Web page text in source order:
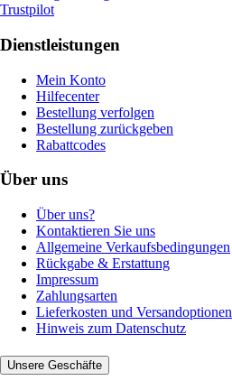
Trustpilot
Dienstleistungen
Mein Konto
Hilfecenter
Bestellung verfolgen
Bestellung zurückgeben
Rabattcodes
Über uns
Über uns?
Kontaktieren Sie uns
Allgemeine Verkaufsbedingungen
Rückgabe & Erstattung
Impressum
Zahlungsarten
Lieferkosten und Versandoptionen
Hinweis zum Datenschutz
Unsere Geschäfte